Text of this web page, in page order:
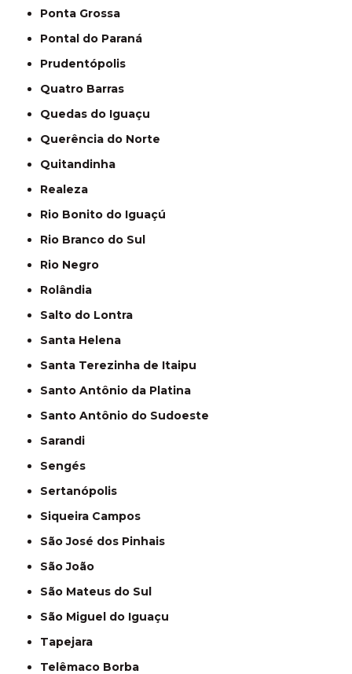
Ponta Grossa
Pontal do Paraná
Prudentópolis
Quatro Barras
Quedas do Iguaçu
Querência do Norte
Quitandinha
Realeza
Rio Bonito do Iguaçú
Rio Branco do Sul
Rio Negro
Rolândia
Salto do Lontra
Santa Helena
Santa Terezinha de Itaipu
Santo Antônio da Platina
Santo Antônio do Sudoeste
Sarandi
Sengés
Sertanópolis
Siqueira Campos
São José dos Pinhais
São João
São Mateus do Sul
São Miguel do Iguaçu
Tapejara
Telêmaco Borba